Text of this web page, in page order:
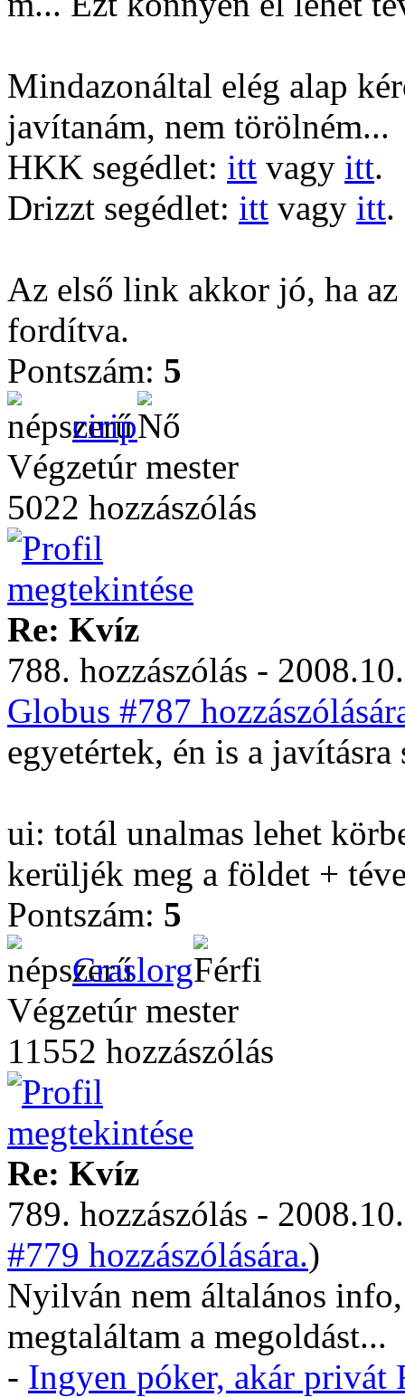
Mindazonáltal elég alap
javítanám, nem törölném...
HKK segédlet: itt vagy itt.
Drizzt segédlet: itt vagy itt.
Az első link akkor jó, ha
fordítva.
Pontszám: 5
cirip
Végzetúr mester
5022 hozzászólás
Re: Kvíz
788. hozzászólás -
Globus #787
egyetértek, én is a
ui: totál unalmas lehet
kerüljék meg a földet +
Pontszám: 5
Craslorg
Végzetúr mester
11552 hozzászólás
Re: Kvíz
789. hozzászólás -
#779 hozzászólására.)
Nyilván nem általános
megtaláltam a megoldást...
- Ingyen póker, akár privát